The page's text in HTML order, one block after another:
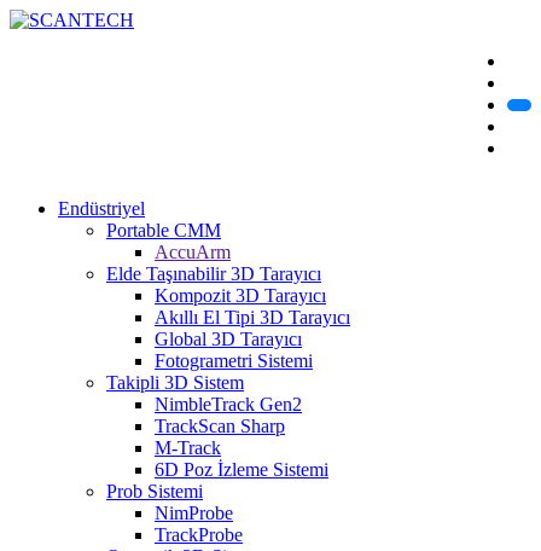
Endüstriyel
Portable CMM
AccuArm
Elde Taşınabilir 3D Tarayıcı
Kompozit 3D Tarayıcı
Akıllı El Tipi 3D Tarayıcı
Global 3D Tarayıcı
Fotogrametri Sistemi
Takipli 3D Sistem
NimbleTrack Gen2
TrackScan Sharp
M-Track
6D Poz İzleme Sistemi
Prob Sistemi
NimProbe
TrackProbe